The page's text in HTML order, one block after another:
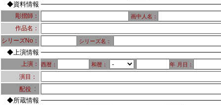
◆資料情報
彫摺師： 画中人名：
作品名：
シリーズNo：
シリーズ名：
◆上演情報
上演： 西暦： 和暦： 年 月日：
演目：
配役 ：
◆所蔵情報